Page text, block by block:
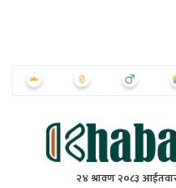
२४ श्रावण २०८३